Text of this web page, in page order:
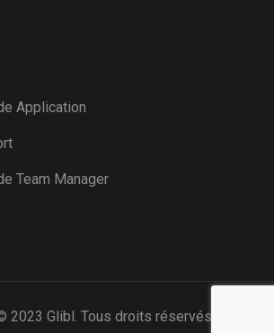
Application
Team Manager
2023 Glibl. Tous droits réservés.